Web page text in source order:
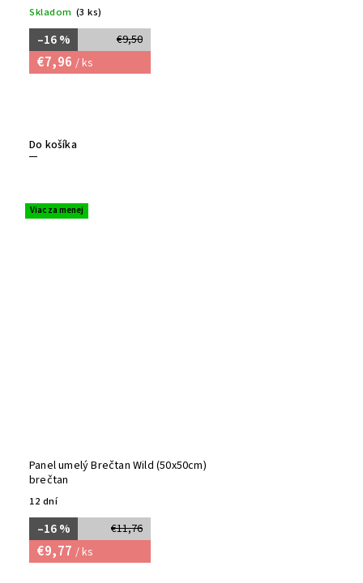
Skladom (3 ks)
€9,50
–16 %
€7,96 / ks
Do košíka
Viac za menej
Panel umelý Brečtan Wild (50x50cm)
brečtan
12 dní
€11,76
–16 %
€9,77 / ks